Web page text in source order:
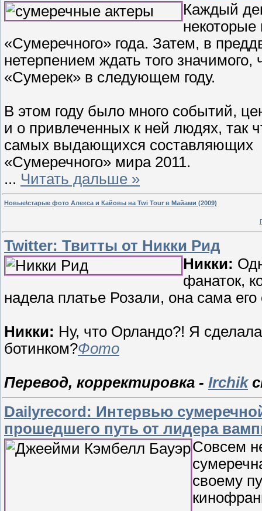
Каждый
«Сумеречного» года. Затем, в
нетерпением ждать того
«Сумерек» в следующем году.
В этом году было много событий,
и о привлеченных к ней людях, так
самых выдающихся составляющих
«Сумеречного» мира 2011.
... Читать дальше »
Новые\старые фото Алекса и Кайовы на Twi Tour в Майами (2009)
Twitter: Твитты от Никки Рид
Никки:
фанаток,
надела платье Розали, она сама его
Никки: Ну, что Орландо?! Я
ботинком?Фото
Перевод, корректировка - Irchik
Dailyrecord: Интервью
прошедшего путь от лидера
Совсем
своему